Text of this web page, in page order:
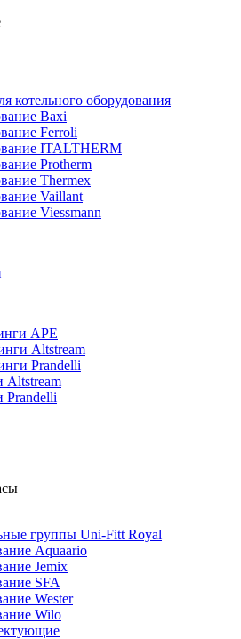
котельного оборудования
Baxi
Ferroli
ITALTHERM
Protherm
Thermex
Vaillant
Viessmann
APE
Altstream
Prandelli
Altstream
Prandelli
группы Uni-Fitt Royal
Aquaario
Jemix
SFA
Wester
Wilo